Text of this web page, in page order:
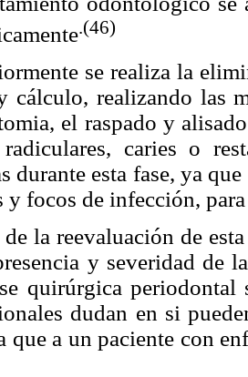
.(46)
se realiza la
cálculo, realizando las
el raspado y
caries o
durante esta fase, ya
y focos de infección,
la reevaluación de
y severidad de
quirúrgica
dudan en si
que a un paciente con